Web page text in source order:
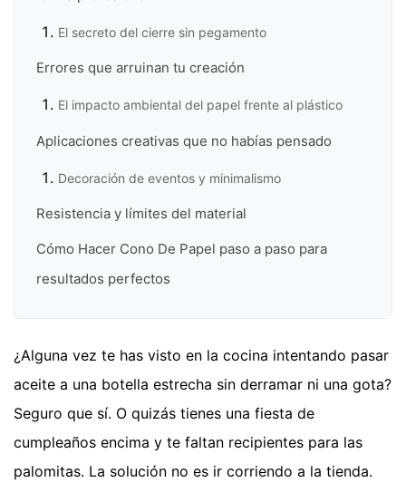
El secreto del cierre sin pegamento
Errores que arruinan tu creación
El impacto ambiental del papel frente al plástico
Aplicaciones creativas que no habías pensado
Decoración de eventos y minimalismo
Resistencia y límites del material
Cómo Hacer Cono De Papel paso a paso para
resultados perfectos
¿Alguna vez te has visto en la cocina intentando pasar
aceite a una botella estrecha sin derramar ni una gota?
Seguro que sí. O quizás tienes una fiesta de
cumpleaños encima y te faltan recipientes para las
palomitas. La solución no es ir corriendo a la tienda.